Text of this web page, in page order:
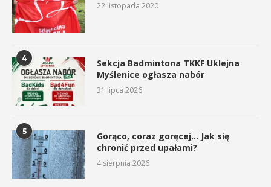
22 listopada 2020
4
Sekcja Badmintona TKKF Uklejna
Myślenice ogłasza nabór
31 lipca 2026
5
Gorąco, coraz goręcej… Jak się
chronić przed upałami?
4 sierpnia 2026